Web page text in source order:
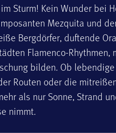
Sturm! Kein Wunder bei
Mezquita und
Bergdörfer, duftende
Flamenco-Rhythmen,
bilden. Ob
Routen oder die
als nur Sonne, Strand
nimmt.